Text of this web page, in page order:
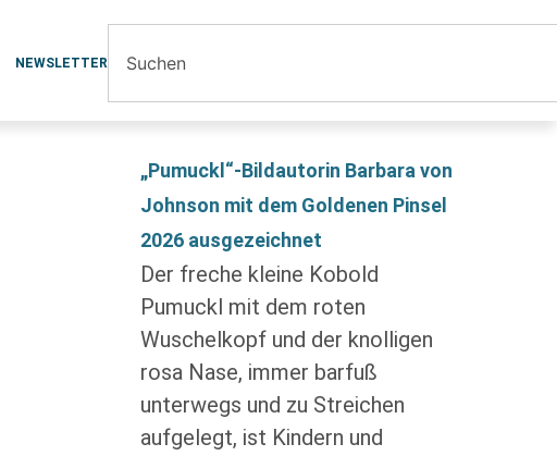
NEWSLETTER
„Pumuckl“-Bildautorin Barbara von
Johnson mit dem Goldenen Pinsel
2026 ausgezeichnet
Der freche kleine Kobold
Pumuckl mit dem roten
Wuschelkopf und der knolligen
rosa Nase, immer barfuß
unterwegs und zu Streichen
aufgelegt, ist Kindern und